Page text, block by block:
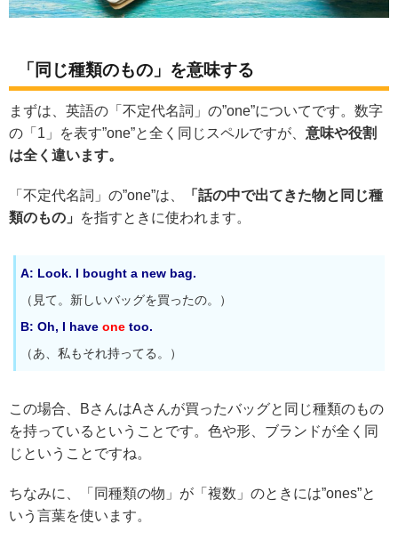
「同じ種類のもの」を意味する
まずは、英語の「不定代名詞」の”one”についてです。数字
の「1」を表す”one”と全く同じスペルですが、 意味や役割
は全く違います。
「不定代名詞」の”one”は、
「話の中で出てきた物と同じ種
類のもの」
を指すときに使われます。
A: Look. I bought a new bag.
（見て。新しいバッグを買ったの。）
B: Oh, I have one too.
（あ、私もそれ持ってる。）
この場合、BさんはAさんが買ったバッグと同じ種類のもの
を持っているということです。色や形、ブランドが全く同
じということですね。
ちなみに、「同種類の物」が「複数」のときには”ones”と
いう言葉を使います。